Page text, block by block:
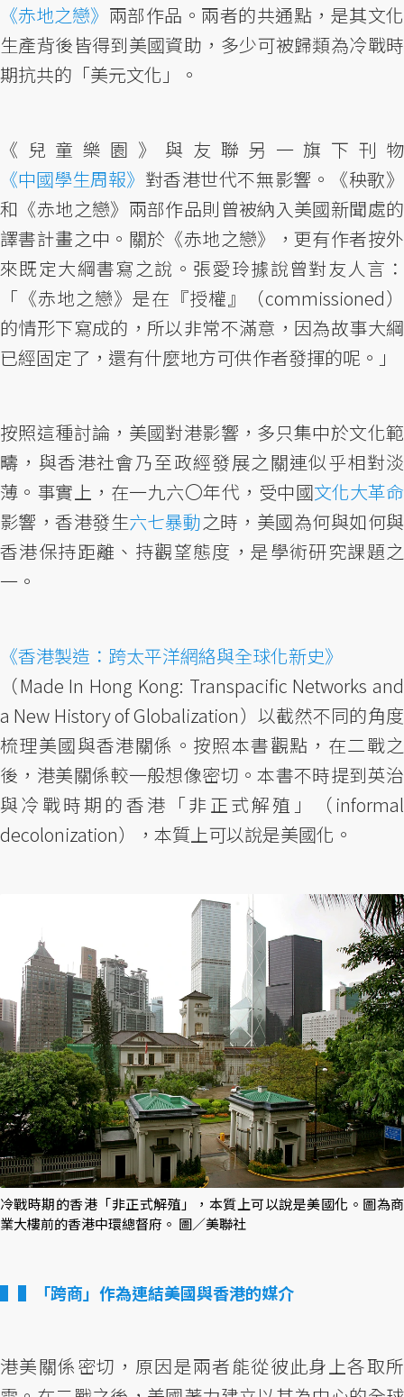
《赤地之戀》 兩部作品。兩者的共通點，是其文化
生產背後皆得到美國資助，多少可被歸類為冷戰時
期抗共的「美元文化」。
《兒童樂園》與友聯另一旗下刊物
《中國學生周報》 對香港世代不無影響。《秧歌》
和《赤地之戀》兩部作品則曾被納入美國新聞處的
譯書計畫之中。關於《赤地之戀》，更有作者按外
來既定大綱書寫之說。張愛玲據說曾對友人言：
「《赤地之戀》是在『授權』（commissioned）
的情形下寫成的，所以非常不滿意，因為故事大綱
已經固定了，還有什麼地方可供作者發揮的呢。」
按照這種討論，美國對港影響，多只集中於文化範
疇，與香港社會乃至政經發展之關連似乎相對淡
薄。事實上，在一九六〇年代，受中國文化大革命
影響，香港發生六七暴動之時，美國為何與如何與
香港保持距離、持觀望態度，是學術研究課題之
一。
《香港製造：跨太平洋網絡與全球化新史》
（Made In Hong Kong: Transpacific Networks and
a New History of Globalization）以截然不同的角度
梳理美國與香港關係。按照本書觀點，在二戰之
後，港美關係較一般想像密切。本書不時提到英治
與冷戰時期的香港「非正式解殖」（informal
decolonization），本質上可以說是美國化。
冷戰時期的香港「非正式解殖」，本質上可以說是美國化。圖為商
業大樓前的香港中環總督府。 圖／美聯社
▌「跨商」作為連結美國與香港的媒介
港美關係密切，原因是兩者能從彼此身上各取所